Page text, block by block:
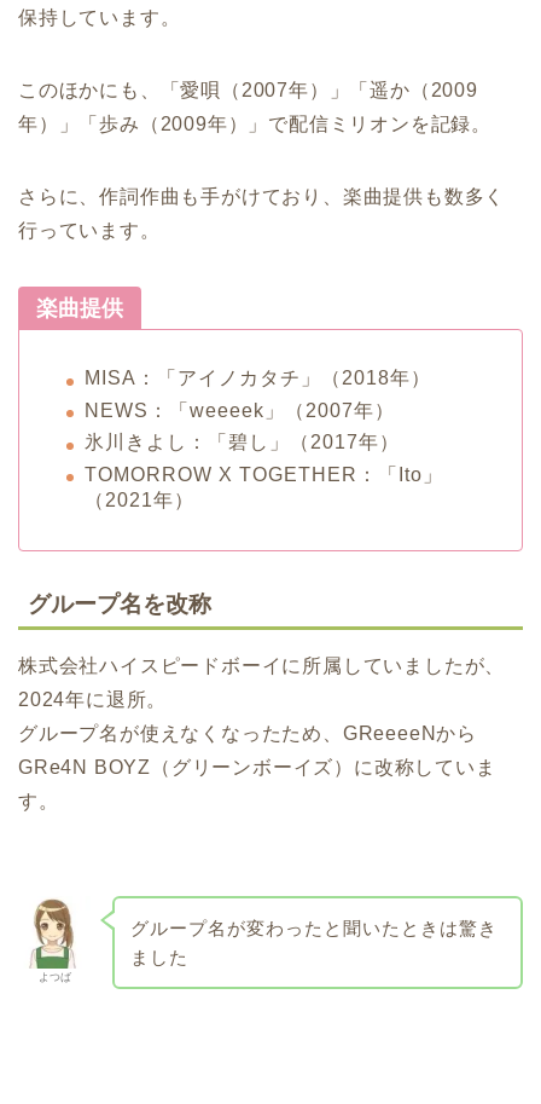
保持しています。
このほかにも、「愛唄（2007年）」「遥か（2009
年）」「歩み（2009年）」で配信ミリオンを記録。
さらに、作詞作曲も手がけており、楽曲提供も数多く
行っています。
楽曲提供
MISA：「アイノカタチ」（2018年）
NEWS：「weeeek」（2007年）
氷川きよし：「碧し」（2017年）
TOMORROW X TOGETHER：「Ito」
（2021年）
グループ名を改称
株式会社ハイスピードボーイに所属していましたが、
2024年に退所。
グループ名が使えなくなったため、GReeeeNから
GRe4N BOYZ（グリーンボーイズ）に改称していま
す。
よつば
グループ名が変わったと聞いたときは驚き
ました